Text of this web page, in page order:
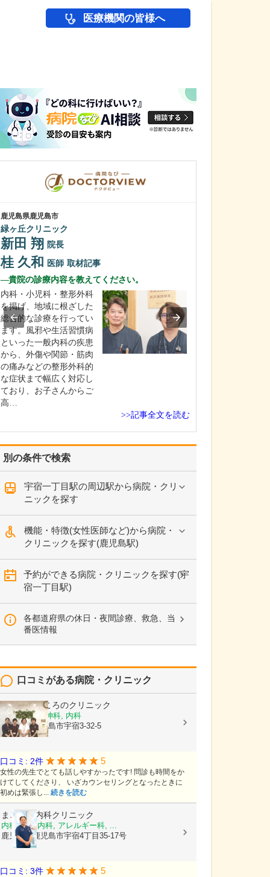
医療機関の皆様へ
別の条件で検索
宇宿一丁目駅の周辺駅から病院・クリ
ニックを探す
機能・特徴(女性医師など)から病院・
クリニックを探す(鹿児島駅)
予約ができる病院・クリニックを探す(宇
宿一丁目駅)
各都道府県の休日・夜間診療、救急、当
番医情報
口コミがある病院・クリニック
スリジエこころのクリニック
心療内科, 精神科, 内科
鹿児島県鹿児島市宇宿3-32-5
口コミ: 2件 5
女性の先生でとても話しやすかったです! 問診も時間をか
けてしてくださり、 いざカウンセリングとなったときに
初めは緊張し... 続きを読む
まごころ内科クリニック
内科, 神経内科, アレルギー科, ...
鹿児島県鹿児島市宇宿4丁目35-17号
口コミ: 3件 5
鹿児島県鹿児島市
緑ヶ丘クリニック
新田 翔 院長
桂 久和 医師 取材記事
貴院の診療内容を教えてください。
内科・小児科・整形外科
を掲げ、地域に根ざした
総合的な診療を行ってい
ます。風邪や生活習慣病
といった一般内科の疾患
から、外傷や関節・筋肉
の痛みなどの整形外科的
な症状まで幅広く対応し
ており、お子さんからご
高…
>>記事全文を読む